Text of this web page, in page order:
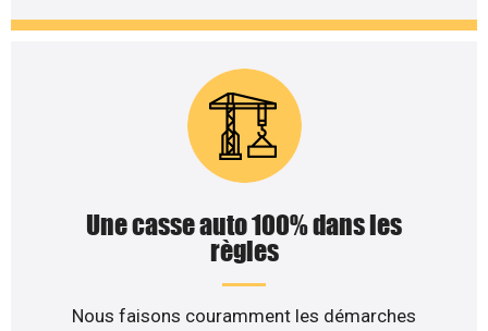
Une casse auto 100% dans les
règles
Nous faisons couramment les démarches